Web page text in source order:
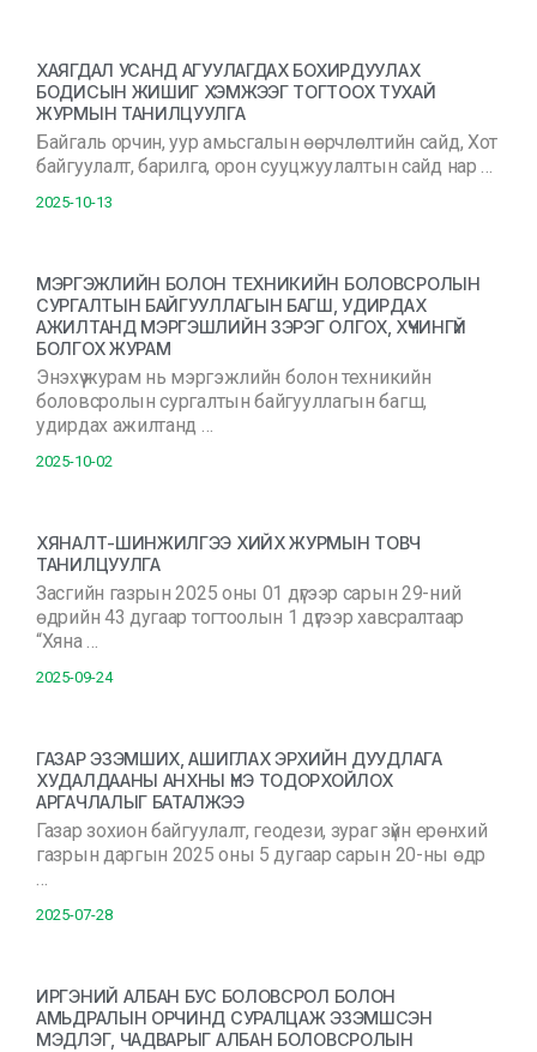
ХАЯГДАЛ УСАНД АГУУЛАГДАХ БОХИРДУУЛАХ
БОДИСЫН ЖИШИГ ХЭМЖЭЭГ ТОГТООХ ТУХАЙ
ЖУРМЫН ТАНИЛЦУУЛГА
Байгаль орчин, уур амьсгалын өөрчлөлтийн сайд, Хот
байгуулалт, барилга, орон сууцжуулалтын сайд нар …
2025-10-13
МЭРГЭЖЛИЙН БОЛОН ТЕХНИКИЙН БОЛОВСРОЛЫН
СУРГАЛТЫН БАЙГУУЛЛАГЫН БАГШ, УДИРДАХ
АЖИЛТАНД МЭРГЭШЛИЙН ЗЭРЭГ ОЛГОХ, ХҮЧИНГҮЙ
БОЛГОХ ЖУРАМ
Энэхүү журам нь мэргэжлийн болон техникийн
боловсролын сургалтын байгууллагын багш,
удирдах ажилтанд …
2025-10-02
ХЯНАЛТ-ШИНЖИЛГЭЭ ХИЙХ ЖУРМЫН ТОВЧ
ТАНИЛЦУУЛГА
Засгийн газрын 2025 оны 01 дүгээр сарын 29-ний
өдрийн 43 дугаар тогтоолын 1 дүгээр хавсралтаар
“Хяна …
2025-09-24
ГАЗАР ЭЗЭМШИХ, АШИГЛАХ ЭРХИЙН ДУУДЛАГА
ХУДАЛДААНЫ АНХНЫ ҮНЭ ТОДОРХОЙЛОХ
АРГАЧЛАЛЫГ БАТАЛЖЭЭ
Газар зохион байгуулалт, геодези, зураг зүйн ерөнхий
газрын даргын 2025 оны 5 дугаар сарын 20-ны өдр
…
2025-07-28
ИРГЭНИЙ АЛБАН БУС БОЛОВСРОЛ БОЛОН
АМЬДРАЛЫН ОРЧИНД СУРАЛЦАЖ ЭЗЭМШСЭН
МЭДЛЭГ, ЧАДВАРЫГ АЛБАН БОЛОВСРОЛЫН